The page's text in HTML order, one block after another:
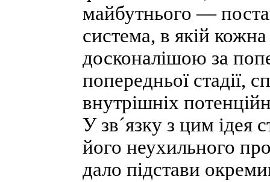
майбутнього —
система, в якій
досконалішою за
попередньої стадії,
внутрішніх
У зв´язку з цим ідея
його неухильного
дало підстави